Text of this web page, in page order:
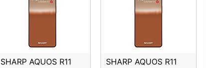
SHARP AQUOS R11
SHARP AQUOS R11